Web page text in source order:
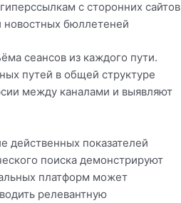
с сторонних сайтов
бюллетеней
сеансов из каждого пути.
путей в общей структуре
между каналами и выявляют
действенных показателей
поиска демонстрируют
платформ может
релевантную